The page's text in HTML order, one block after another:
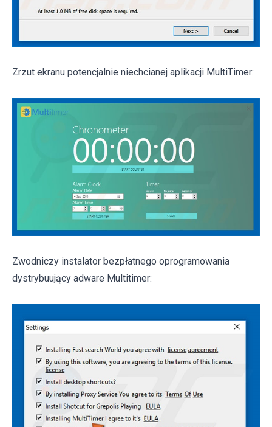
Zrzut ekranu potencjalnie niechcianej aplikacji MultiTimer:
Zwodniczy instalator bezpłatnego oprogramowania
dystrybuujący adware Multitimer: